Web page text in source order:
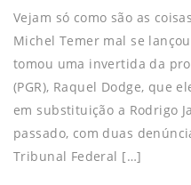
Vejam só como são as
Michel Temer mal se
tomou uma invertida da
(PGR), Raquel Dodge, que
em substituição a Rodrigo
passado, com duas
Tribunal Federal […]